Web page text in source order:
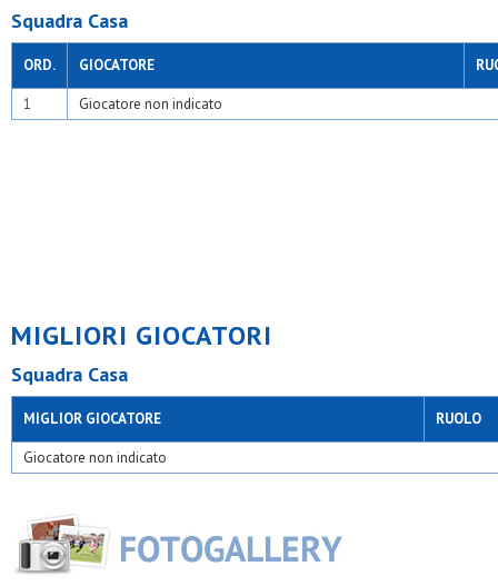
Squadra Casa
ORD. GIOCATORE
1 Giocatore non indicato
MIGLIORI GIOCATORI
Squadra Casa
MIGLIOR GIOCATORE RUOLO
Giocatore non indicato